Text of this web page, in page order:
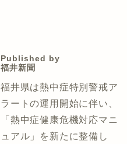
Published by
福井新聞
福井県は熱中症特別警戒ア
ラートの運用開始に伴い、
「熱中症健康危機対応マニ
ュアル」を新たに整備し